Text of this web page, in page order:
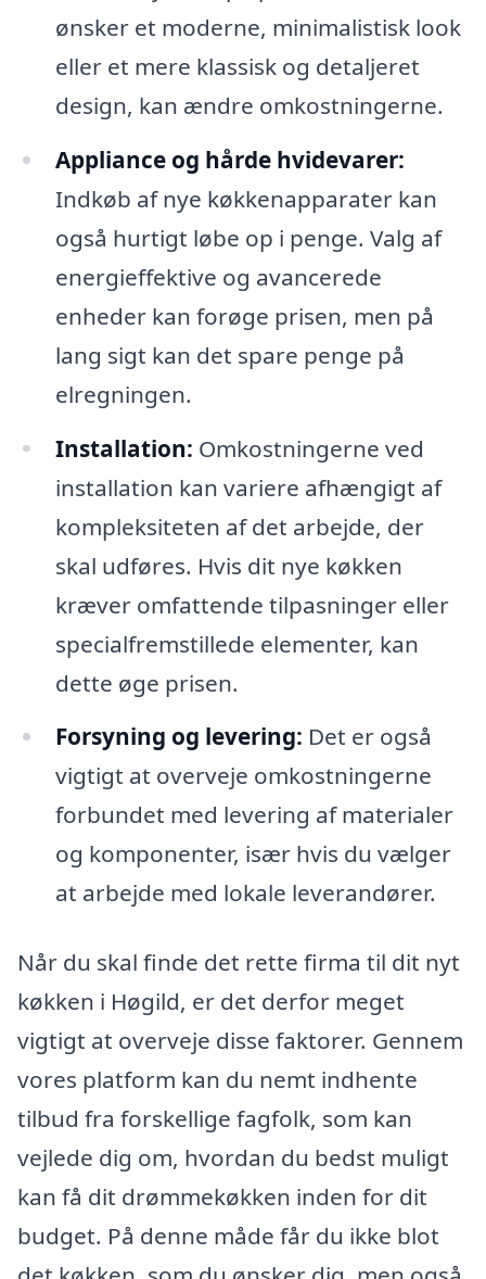
ønsker et moderne, minimalistisk look
eller et mere klassisk og detaljeret
design, kan ændre omkostningerne.
Appliance og hårde hvidevarer:
Indkøb af nye køkkenapparater kan
også hurtigt løbe op i penge. Valg af
energieffektive og avancerede
enheder kan forøge prisen, men på
lang sigt kan det spare penge på
elregningen.
Installation: Omkostningerne ved
installation kan variere afhængigt af
kompleksiteten af det arbejde, der
skal udføres. Hvis dit nye køkken
kræver omfattende tilpasninger eller
specialfremstillede elementer, kan
dette øge prisen.
Forsyning og levering: Det er også
vigtigt at overveje omkostningerne
forbundet med levering af materialer
og komponenter, især hvis du vælger
at arbejde med lokale leverandører.
Når du skal finde det rette firma til dit nyt
køkken i Høgild, er det derfor meget
vigtigt at overveje disse faktorer. Gennem
vores platform kan du nemt indhente
tilbud fra forskellige fagfolk, som kan
vejlede dig om, hvordan du bedst muligt
kan få dit drømmekøkken inden for dit
budget. På denne måde får du ikke blot